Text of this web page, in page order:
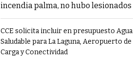
incendia palma, no hubo lesionados
CCE solicita incluir en presupuesto Agua
Saludable para La Laguna, Aeropuerto de
Carga y Conectividad